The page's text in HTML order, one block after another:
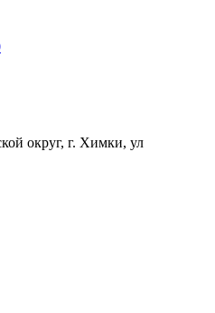
округ, г. Химки, ул